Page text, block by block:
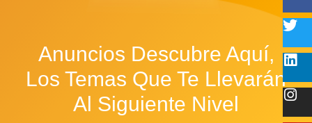
Anuncios Descubre Aquí,
Los Temas Que Te Llevarán
Al Siguiente Nivel